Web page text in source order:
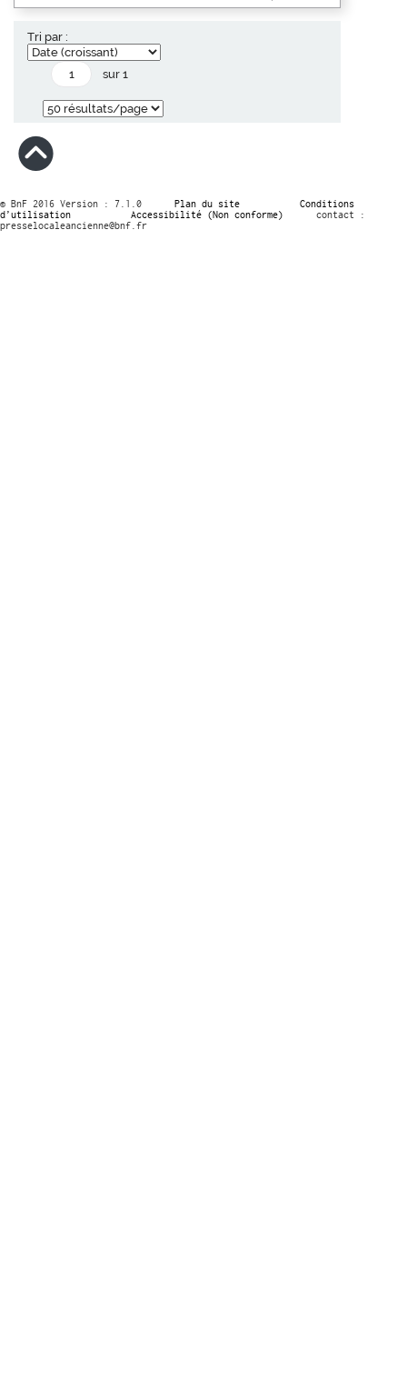
Tri par :
sur 1
© BnF 2016 Version : 7.1.0 Plan du site
Conditions
d’utilisation
Accessibilité (Non conforme)
contact :
presselocaleancienne@bnf.fr